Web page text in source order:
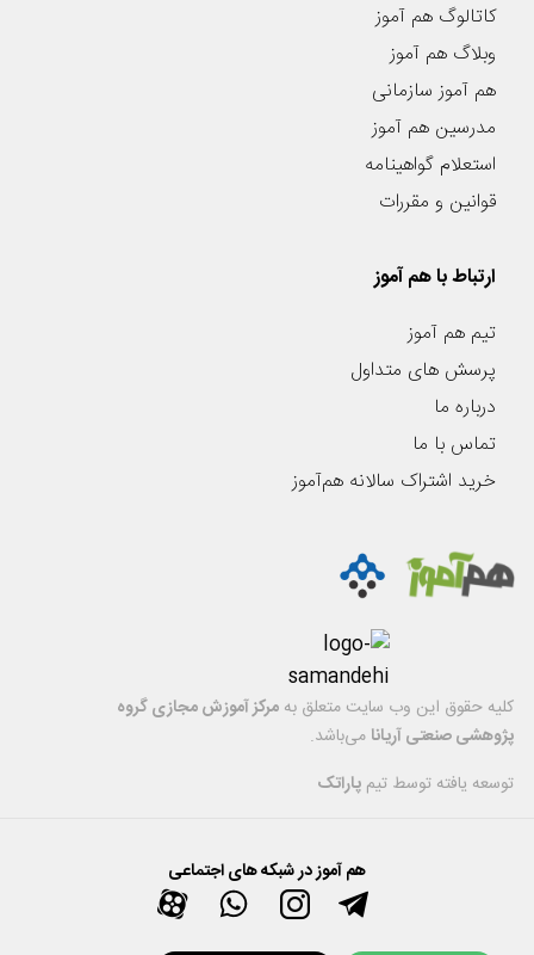
کاتالوگ هم آموز
وبلاگ هم آموز
هم آموز سازمانی
مدرسین هم آموز
استعلام گواهینامه
قوانین و مقررات
ارتباط با هم آموز
تیم هم آموز
پرسش های متداول
درباره ما
تماس با ما
خرید اشتراک سالانه هم‌آموز
کليه حقوق اين وب سایت متعلق به مرکز آموزش مجازی گروه
پژوهشی صنعتی آریانا می‌باشد.
توسعه یافته توسط تیم پاراتک
هم آموز در شبکه های اجتماعی